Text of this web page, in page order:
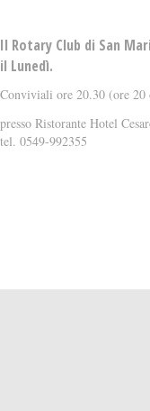
Il Rotary Club di San
il Lunedì.
Conviviali ore 20.30 (ore 20
presso Ristorante Hotel
tel. 0549-992355